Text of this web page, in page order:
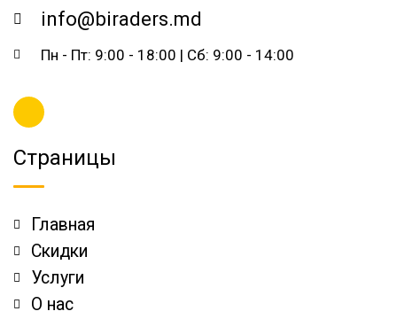
info@biraders.md
Пн - Пт: 9:00 - 18:00 | Сб: 9:00 - 14:00
Страницы
Главная
Скидки
Услуги
О нас